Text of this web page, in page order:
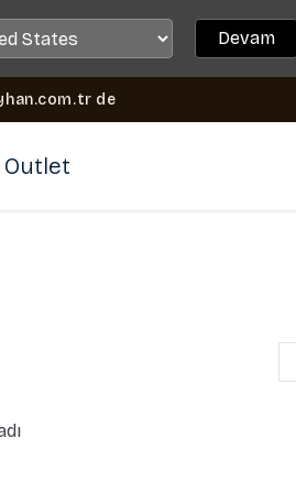
Devam
de
Outlet